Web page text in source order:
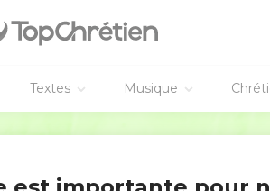
Textes Musique
du Fils de Dieu, afin que vous sachiez
du Fils de Dieu].
nous demandons quelque chose
soit notre demande, nous savons